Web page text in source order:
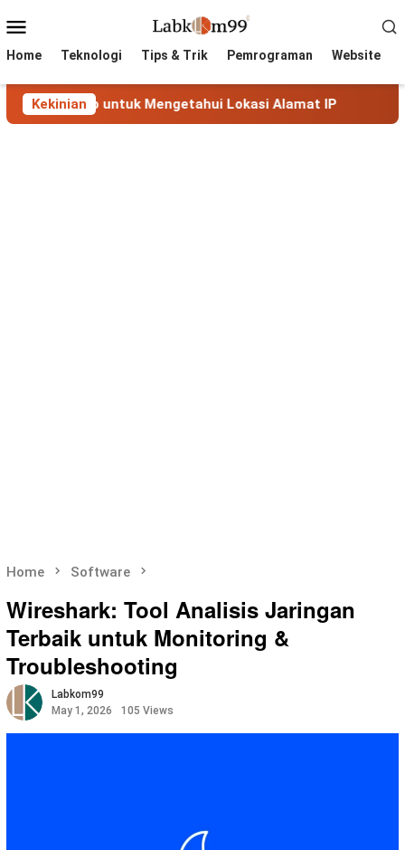
to
Menu
Home Teknologi Tips & Trik Pemrograman Website
Kekinian
untuk Mengetahui Lokasi Alamat IP MaxMind
Home Software
Wireshark: Tool Analisis Jaringan
Terbaik untuk Monitoring &
Troubleshooting
Labkom99
May 1, 2026
105 Views